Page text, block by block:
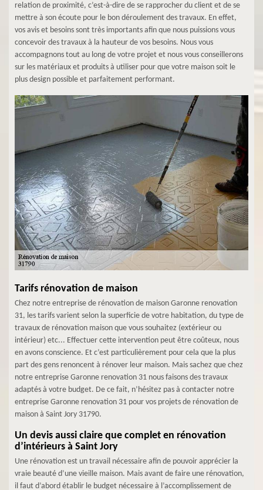
relation de proximité, c’est-à-dire de se rapprocher du client et de se
mettre à son écoute pour le bon déroulement des travaux. En effet,
vos avis et besoins sont très importants afin que nous puissions vous
concevoir des travaux à la hauteur de vos besoins. Nous vous
accompagnons tout au long de votre projet et nous vous conseillerons
sur les matériaux et produits à utiliser pour que votre maison soit le
plus design possible et parfaitement performant.
Tarifs rénovation de maison
Chez notre entreprise de rénovation de maison Garonne renovation
31, les tarifs varient selon la superficie de votre habitation, du type de
travaux de rénovation maison que vous souhaitez (extérieur ou
intérieur) etc... Effectuer cette intervention peut être coûteux, nous
en avons conscience. Et c’est particulièrement pour cela que la plus
part des gens renoncent à rénover leur maison. Mais sachez que chez
notre entreprise Garonne renovation 31 nous faisons des travaux
adaptés à votre budget. De ce fait, n’hésitez pas à contacter notre
entreprise Garonne renovation 31 pour vos projets de rénovation de
maison à Saint Jory 31790.
Un devis aussi claire que complet en rénovation
d’intérieurs à Saint Jory
Une rénovation est un travail nécessaire afin de pouvoir apprécier la
vraie beauté d’une vieille maison. Mais avant de faire une rénovation,
il faut d’abord établir le budget nécessaire à l’accomplissement de